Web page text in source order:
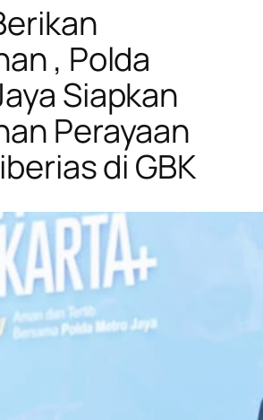
, Polda
Siapkan
Perayaan
di GBK